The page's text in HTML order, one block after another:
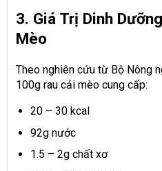
3. Giá Trị Dinh
Mèo
Theo nghiên cứu từ Bộ Nông
100g rau cải mèo cung cấp:
20 – 30 kcal
92g nước
1.5 – 2g chất xơ